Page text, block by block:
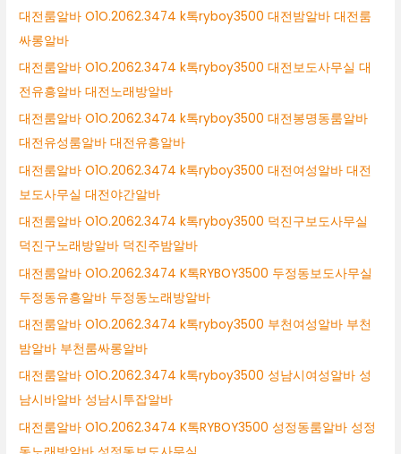
대전룸알바 O1O.2062.3474 k톡ryboy3500 대전밤알바 대전룸
싸롱알바
대전룸알바 O1O.2062.3474 k톡ryboy3500 대전보도사무실 대
전유흥알바 대전노래방알바
대전룸알바 O1O.2062.3474 k톡ryboy3500 대전봉명동룸알바
대전유성룸알바 대전유흥알바
대전룸알바 O1O.2062.3474 k톡ryboy3500 대전여성알바 대전
보도사무실 대전야간알바
대전룸알바 O1O.2062.3474 k톡ryboy3500 덕진구보도사무실
덕진구노래방알바 덕진주밤알바
대전룸알바 O1O.2062.3474 K톡RYBOY3500 두정동보도사무실
두정동유흥알바 두정동노래방알바
대전룸알바 O1O.2062.3474 k톡ryboy3500 부천여성알바 부천
밤알바 부천룸싸롱알바
대전룸알바 O1O.2062.3474 k톡ryboy3500 성남시여성알바 성
남시바알바 성남시투잡알바
대전룸알바 O1O.2062.3474 K톡RYBOY3500 성정동룸알바 성정